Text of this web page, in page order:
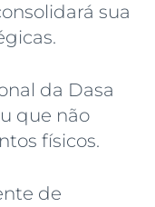
sua
da Dasa
que não
físicos.
de